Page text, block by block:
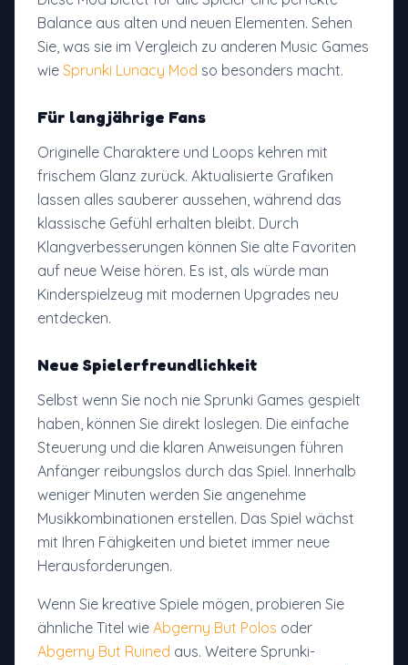
Balance aus alten und neuen Elementen. Sehen
Sie, was sie im Vergleich zu anderen Music Games
wie Sprunki Lunacy Mod so besonders macht.
Für langjährige Fans
Originelle Charaktere und Loops kehren mit
frischem Glanz zurück. Aktualisierte Grafiken
lassen alles sauberer aussehen, während das
klassische Gefühl erhalten bleibt. Durch
Klangverbesserungen können Sie alte Favoriten
auf neue Weise hören. Es ist, als würde man
Kinderspielzeug mit modernen Upgrades neu
entdecken.
Neue Spielerfreundlichkeit
Selbst wenn Sie noch nie Sprunki Games gespielt
haben, können Sie direkt loslegen. Die einfache
Steuerung und die klaren Anweisungen führen
Anfänger reibungslos durch das Spiel. Innerhalb
weniger Minuten werden Sie angenehme
Musikkombinationen erstellen. Das Spiel wächst
mit Ihren Fähigkeiten und bietet immer neue
Herausforderungen.
Wenn Sie kreative Spiele mögen, probieren Sie
ähnliche Titel wie Abgerny But Polos oder
Abgerny But Ruined aus. Weitere Sprunki-